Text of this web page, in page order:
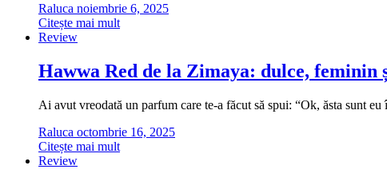
Raluca noiembrie 6, 2025
Citește mai mult
Review
Hawwa Red de la Zimaya: dulce, feminin
Ai avut vreodată un parfum care te-a făcut să spui: “Ok, ăsta sunt
Raluca octombrie 16, 2025
Citește mai mult
Review